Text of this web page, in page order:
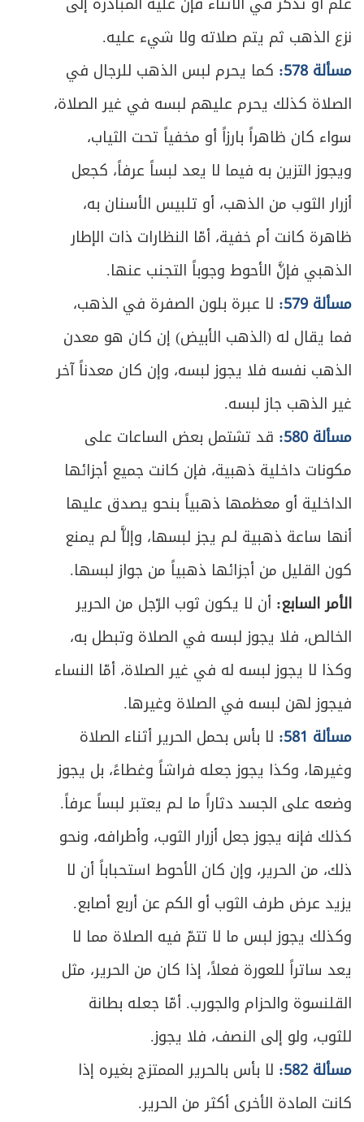
نزع الذهب ثم يتم صلاته ولا شيء عليه.
مسألة 578:
كما يحرم لبس الذهب للرجال في
الصلاة كذلك يحرم عليهم لبسه في غير الصلاة،
سواء كان ظاهراً بارزاً أو مخفياً تحت الثياب،
ويجوز التزين به فيما لا يعد لبساً عرفاً، كجعل
أزرار الثوب من الذهب، أو تلبيس الأسنان به،
ظاهرة كانت أم خفية، أمّا النظارات ذات الإطار
الذهبي فإنَّ الأحوط وجوباً التجنب عنها.
مسألة 579:
لا عبرة بلون الصفرة في الذهب،
فما يقال له (الذهب الأبيض) إن كان هو معدن
الذهب نفسه فلا يجوز لبسه، وإن كان معدناً آخر
غير الذهب جاز لبسه.
مسألة 580:
قد تشتمل بعض الساعات على
مكونات داخلية ذهبية، فإن كانت جميع أجزائها
الداخلية أو معظمها ذهبياً بنحو يصدق عليها
أنها ساعة ذهبية لـم يجز لبسها، وإلاَّ لـم يمنع
كون القليل من أجزائها ذهبياً من جواز لبسها.
الأمر السابع: أن لا يكون ثوب الرّجل من الحرير
الخالص، فلا يجوز لبسه في الصلاة وتبطل به،
وكذا لا يجوز لبسه له في غير الصلاة، أمّا النساء
فيجوز لهن لبسه في الصلاة وغيرها.
مسألة 581:
لا بأس بحمل الحرير أثناء الصلاة
وغيرها، وكذا يجوز جعله فراشاً وغطاءً، بل يجوز
وضعه على الجسد دثاراً ما لـم يعتبر لبساً عرفاً.
كذلك فإنه يجوز جعل أزرار الثوب، وأطرافه، ونحو
ذلك، من الحرير، وإن كان الأحوط استحباباً أن لا
يزيد عرض طرف الثوب أو الكم عن أربع أصابع.
وكذلك يجوز لبس ما لا تتمّ فيه الصلاة مما لا
يعد ساتراً للعورة فعلاً، إذا كان من الحرير، مثل
القلنسوة والحزام والجورب. أمّا جعله بطانة
للثوب، ولو إلى النصف، فلا يجوز.
مسألة 582:
لا بأس بالحرير الممتزج بغيره إذا
كانت المادة الأخرى أكثر من الحرير.